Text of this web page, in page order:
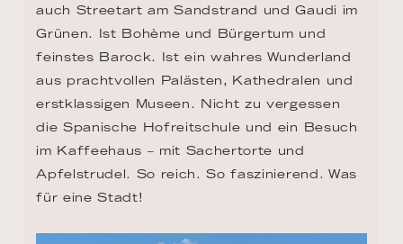
auch Streetart am Sandstrand und Gaudi im
Grünen. Ist Bohème und Bürgertum und
feinstes Barock. Ist ein wahres Wunderland
aus prachtvollen Palästen, Kathedralen und
erstklassigen Museen. Nicht zu vergessen
die Spanische Hofreitschule und ein Besuch
im Kaffeehaus – mit Sachertorte und
Apfelstrudel. So reich. So faszinierend. Was
für eine Stadt!